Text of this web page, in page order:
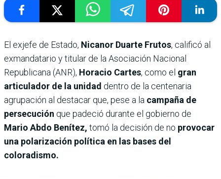
El exjefe de Estado, Nicanor Duarte Frutos, calificó al
exmandatario y titular de la Asociación Nacional
Republicana (ANR), Horacio Cartes, como el gran
articulador de la unidad dentro de la centenaria
agrupación al destacar que, pese a la campaña de
persecución que padeció durante el gobierno de
Mario Abdo Benítez, tomó la decisión de no provocar
una polarización política en las bases del
coloradismo.